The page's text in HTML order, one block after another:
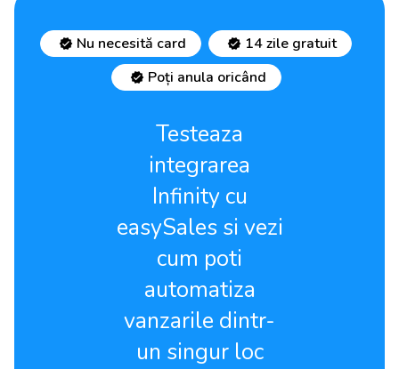
Nu necesită card
14 zile gratuit
Poți anula oricând
Testeaza
integrarea
Infinity cu
easySales si vezi
cum poti
automatiza
vanzarile dintr-
un singur loc